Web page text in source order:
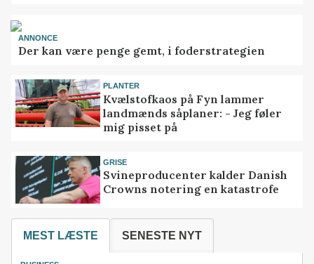
ANNONCE
Der kan være penge gemt, i foderstrategien
PLANTER
Kvælstofkaos på Fyn lammer
landmænds såplaner: - Jeg føler
mig pisset på
GRISE
Svineproducenter kalder Danish
Crowns notering en katastrofe
MEST LÆSTE SENESTE NYT